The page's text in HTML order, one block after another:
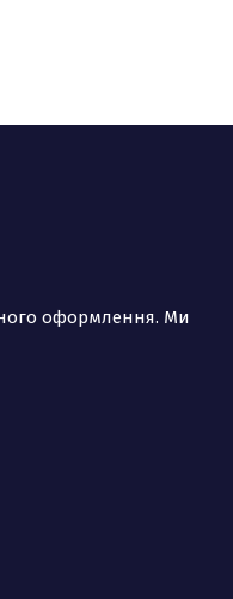
оформлення. Ми